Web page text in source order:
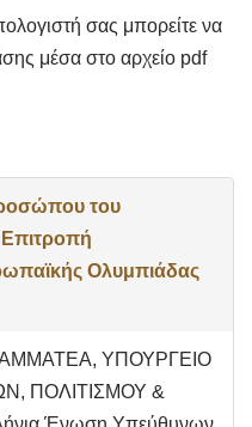
σας μπορείτε να
μέσα στο αρχείο pdf
του
Επιτροπή
Ολυμπιάδας
ΥΠΟΥΡΓΕΙΟ
ΠΟΛΙΤΙΣΜΟΥ &